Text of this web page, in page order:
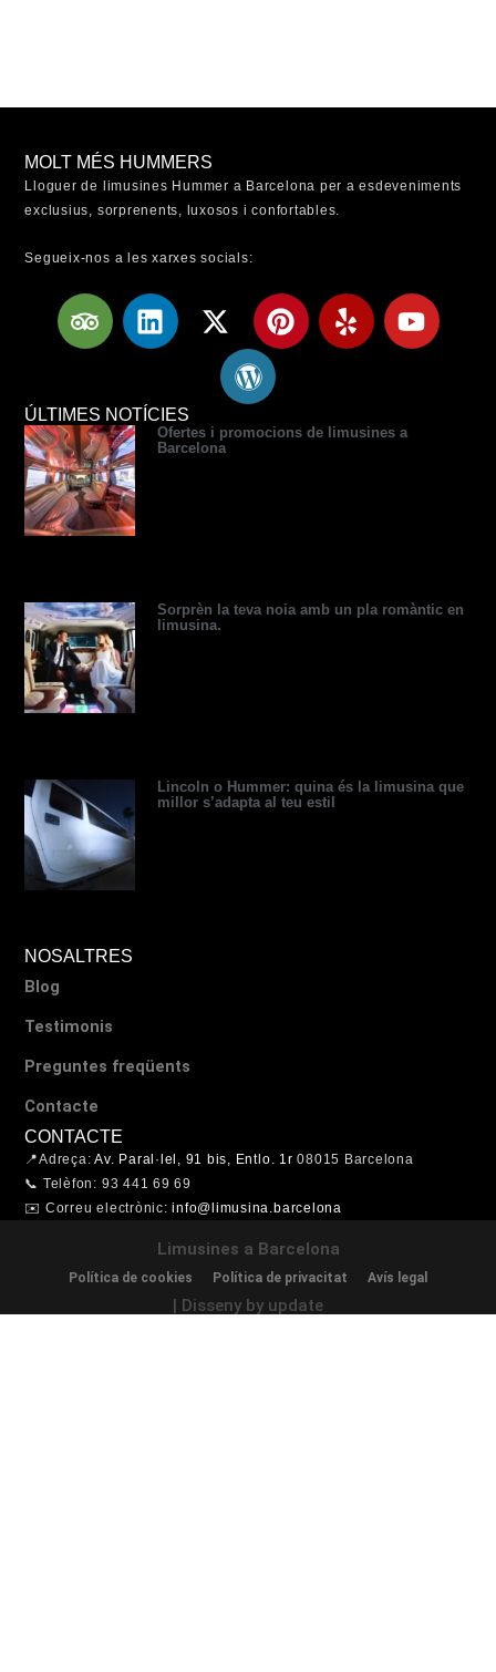
MOLT MÉS HUMMERS
Lloguer de limusines Hummer a Barcelona per a esdeveniments
exclusius, sorprenents, luxosos i confortables.
Segueix-nos a les xarxes socials:
T
r
a
d
v
i
s
L
i
e
d
X
-
t
w
t
P
i
r
Y
e
Y
o
W
o
r
d
r
ÚLTIMES NOTÍCIES
Ofertes i promocions de limusines a
Barcelona
Sorprèn la teva noia amb un pla romàntic en
limusina.
Lincoln o Hummer: quina és la limusina que
millor s’adapta al teu estil
NOSALTRES
Blog
Testimonis
Preguntes freqüents
Contacte
CONTACTE
📍Adreça:Av. Paral·lel, 91 bis, Entlo. 1r 08015 Barcelona
📞 Telèfon: 93 441 69 69
✉️ Correu electrònic:info@limusina.barcelona
Limusines a Barcelona
Política de cookies Política de privacitat Avís legal
| Disseny by update